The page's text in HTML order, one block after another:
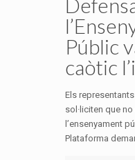
Públic
caòtic
Els
sol·liciten que
l’ensenyament
Plataforma